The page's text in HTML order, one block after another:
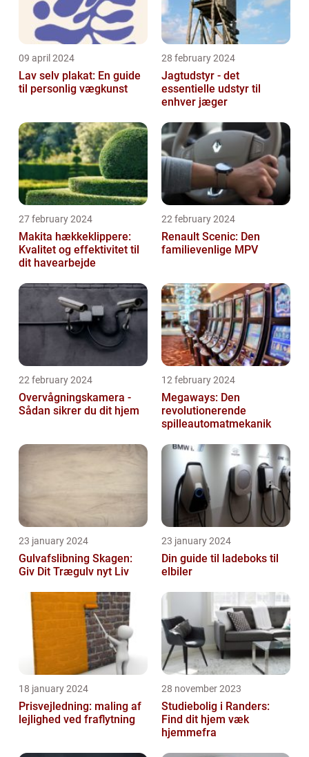
09 april 2024
Lav selv plakat: En guide
til personlig vægkunst
28 february 2024
Jagtudstyr - det
essentielle udstyr til
enhver jæger
27 february 2024
Makita hækkeklippere:
Kvalitet og effektivitet til
dit havearbejde
22 february 2024
Renault Scenic: Den
familievenlige MPV
22 february 2024
Overvågningskamera -
Sådan sikrer du dit hjem
12 february 2024
Megaways: Den
revolutionerende
spilleautomatmekanik
23 january 2024
Gulvafslibning Skagen:
Giv Dit Trægulv nyt Liv
23 january 2024
Din guide til ladeboks til
elbiler
18 january 2024
Prisvejledning: maling af
lejlighed ved fraflytning
28 november 2023
Studiebolig i Randers:
Find dit hjem væk
hjemmefra